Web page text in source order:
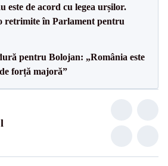
este de acord cu legea urșilor.
retrimite în Parlament pentru
pentru Bolojan: „România este
forță majoră”